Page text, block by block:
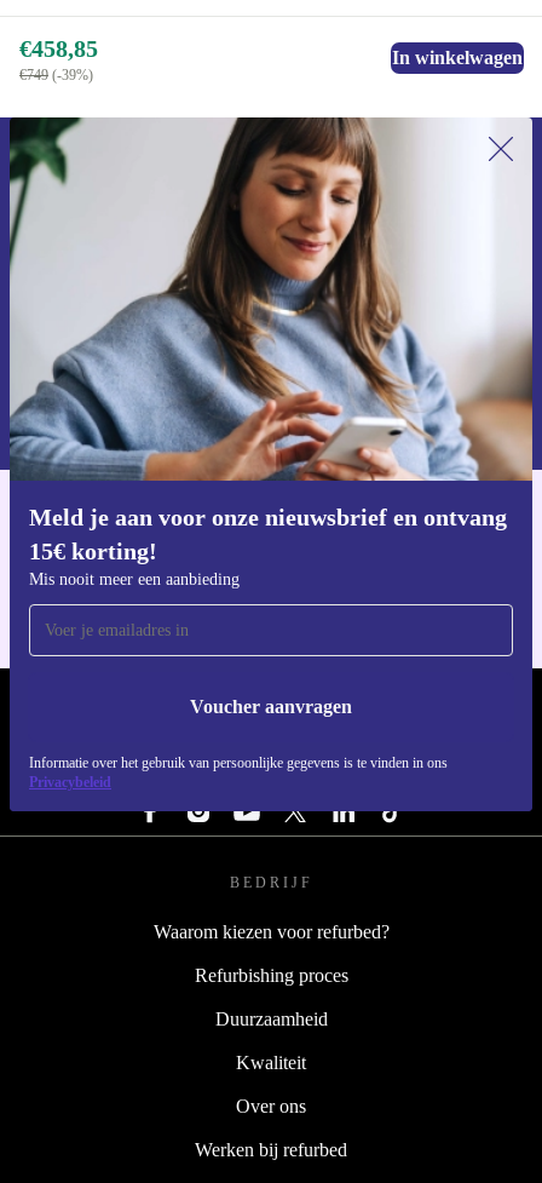
€458,85
€749 (-39%)
In winkelwagen
Meld je aan voor onze nieuwsbrief en ontvang
15€ korting!
Mis nooit meer een aanbieding
Voucher aanvragen
Informatie over het gebruik van persoonlijke gegevens is te vinden in ons
Privacybeleid
Meld je aan voor onze nieuwsbrief en
ontvang €15 korting!
Mis nooit meer een aanbieding.
Voucher aanvragen
Informatie over het gebruik van persoonsgegevens vind je in ons
privacybeleid
Download de refurbed app
REFURBED NEDERLAND - RETHINK NEW.
VOLG ONS
BEDRIJF
Waarom kiezen voor refurbed?
Refurbishing proces
Duurzaamheid
Kwaliteit
Over ons
Werken bij refurbed